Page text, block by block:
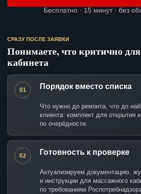
Бесплатно · 15 минут · без
СРАЗУ ПОСЛЕ ЗАЯВКИ
Понимаете, что критично
кабинета
01 Порядок вместо списка
Что нужно до ремонта, что до
клиента: комплект для открытия
по очерёдности.
02 Готовность к проверке
Актуализируем документацию,
и инструкции для массажного
по требованиям